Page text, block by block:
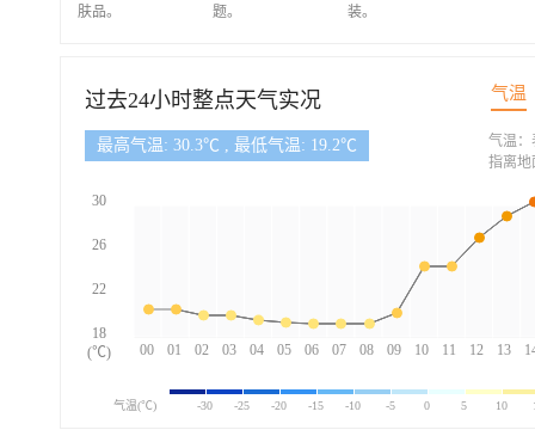
肤品。
题。
装。
过去24小时整点天气实况 气温
最高气温: 30.3℃ , 最低气温: 19.2℃
00 01 02 03 04 05 06 07 08 09 10 11 12 13
30
26
22
18
(℃)
气温：
指离地
气温(℃) -30 -25 -20 -15 -10 -5 0 5 10